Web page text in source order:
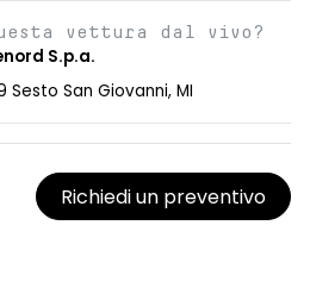
vettura dal vivo?
S.p.a.
Sesto San Giovanni, MI
Richiedi un preventivo